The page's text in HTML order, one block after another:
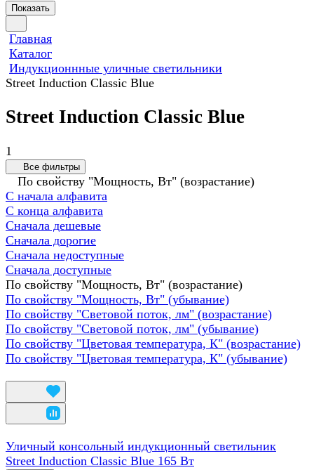
Показать
Главная
Каталог
Индукционнные уличные светильники
Street Induction Classic Blue
Street Induction Classic Blue
1
Все фильтры
По свойству "Мощность, Вт" (возрастание)
С начала алфавита
С конца алфавита
Сначала дешевые
Сначала дорогие
Сначала недоступные
Сначала доступные
По свойству "Мощность, Вт" (возрастание)
По свойству "Мощность, Вт" (убывание)
По свойству "Световой поток, лм" (возрастание)
По свойству "Световой поток, лм" (убывание)
По свойству "Цветовая температура, К" (возрастание)
По свойству "Цветовая температура, К" (убывание)
Уличный консольный индукционный светильник
Street Induction Classic Blue 165 Вт